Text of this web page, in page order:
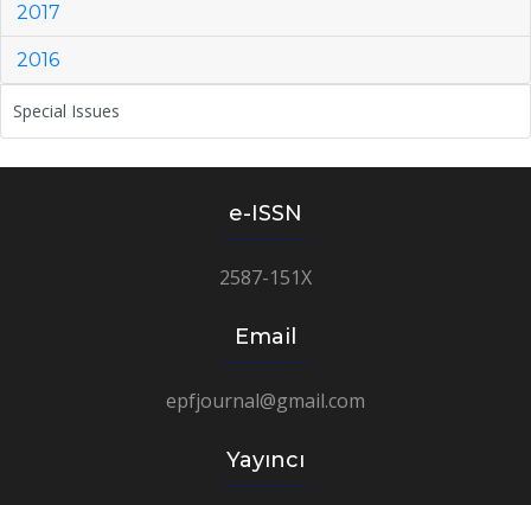
2017
2016
Special Issues
e-ISSN
2587-151X
Email
epfjournal@gmail.com
Yayıncı